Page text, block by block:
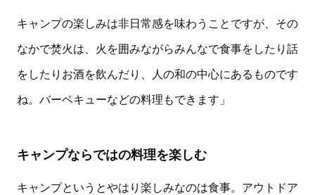
キャンプの楽しみは非日常感を味わうことですが、その
なかで焚火は、火を囲みながらみんなで食事をしたり話
をしたりお酒を飲んだり、人の和の中心にあるものです
ね。バーベキューなどの料理もできます」
キャンプならではの料理を楽しむ
キャンプというとやはり楽しみなのは食事。アウトドア